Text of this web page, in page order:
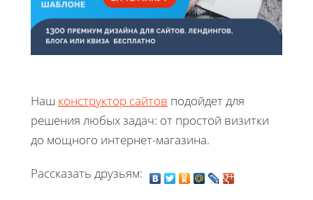
Наш конструктор сайтов подойдет для
решения любых задач: от простой визитки
до мощного интернет-магазина.
Рассказать друзьям: